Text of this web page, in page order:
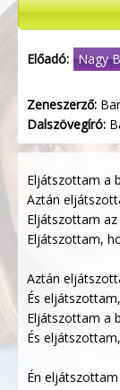
Előadó: Nagy
Zeneszerző:
Dalszövegíró:
Eljátszottam a
Aztán
Eljátszottam
Eljátszottam,
Aztán
És
Eljátszottam a
És
Én eljátszottam